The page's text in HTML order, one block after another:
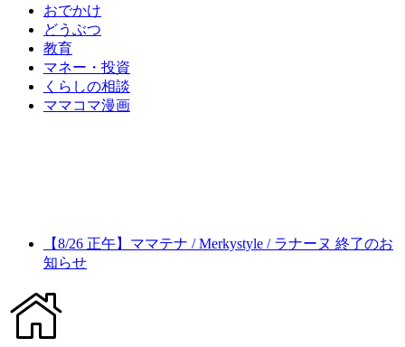
おでかけ
どうぶつ
教育
マネー・投資
くらしの相談
ママコマ漫画
【8/26 正午】ママテナ / Merkystyle / ラナーヌ 終了のお
知らせ